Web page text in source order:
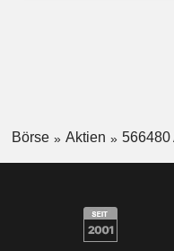
Börse Aktien 566480